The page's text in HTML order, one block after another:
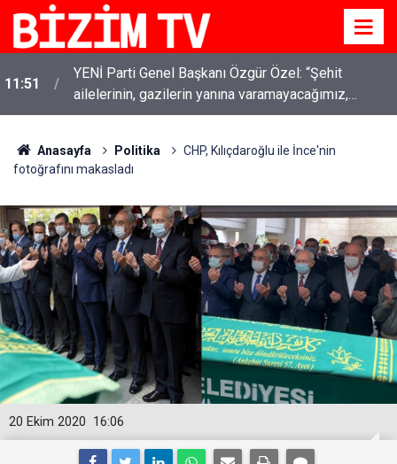
11:51
YENİ Parti Genel Başkanı Özgür Özel: “Şehit
ailelerinin, gazilerin yanına varamayacağımız,
gözüne bakamayacağımız işlerin içinde olmayız”
Anasayfa Politika
CHP, Kılıçdaroğlu ile İnce'nin
fotoğrafını makasladı
16:06
20 Ekim 2020